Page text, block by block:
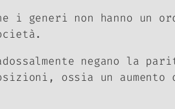
i generi non hanno un
negano la
ossia un